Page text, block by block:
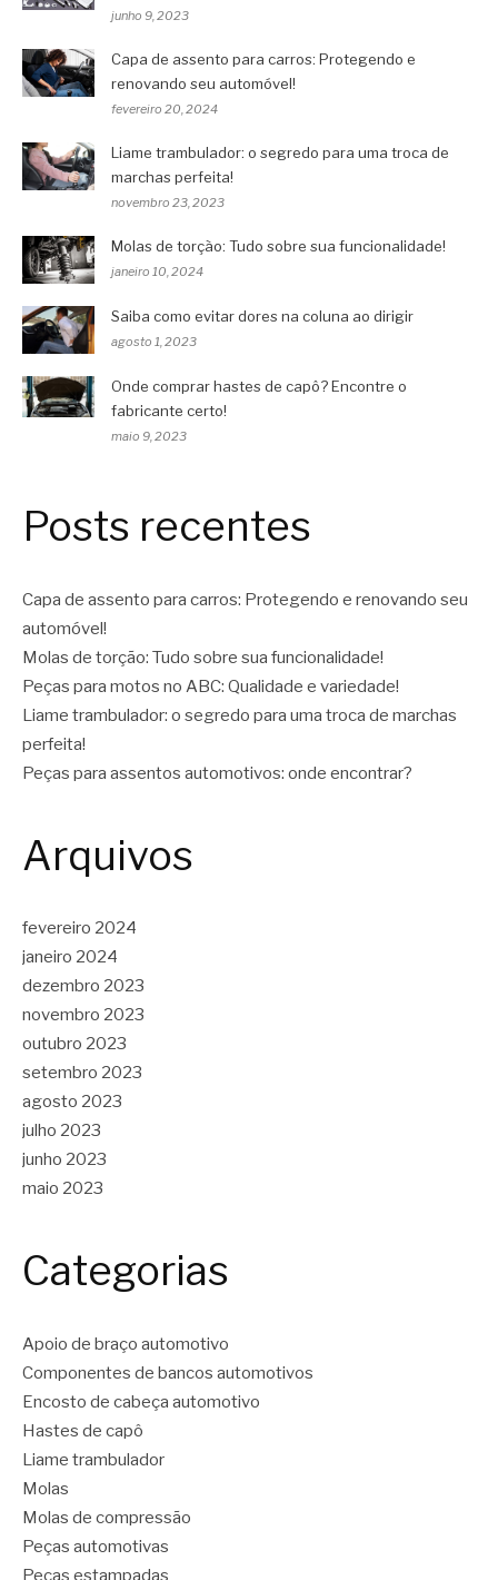
junho 9, 2023
Capa de assento para carros: Protegendo e
renovando seu automóvel!
fevereiro 20, 2024
Liame trambulador: o segredo para uma troca de
marchas perfeita!
novembro 23, 2023
Molas de torção: Tudo sobre sua funcionalidade!
janeiro 10, 2024
Saiba como evitar dores na coluna ao dirigir
agosto 1, 2023
Onde comprar hastes de capô? Encontre o
fabricante certo!
maio 9, 2023
Posts recentes
Capa de assento para carros: Protegendo e renovando seu
automóvel!
Molas de torção: Tudo sobre sua funcionalidade!
Peças para motos no ABC: Qualidade e variedade!
Liame trambulador: o segredo para uma troca de marchas
perfeita!
Peças para assentos automotivos: onde encontrar?
Arquivos
fevereiro 2024
janeiro 2024
dezembro 2023
novembro 2023
outubro 2023
setembro 2023
agosto 2023
julho 2023
junho 2023
maio 2023
Categorias
Apoio de braço automotivo
Componentes de bancos automotivos
Encosto de cabeça automotivo
Hastes de capô
Liame trambulador
Molas
Molas de compressão
Peças automotivas
Peças estampadas